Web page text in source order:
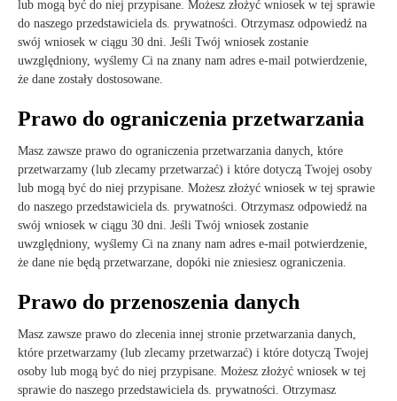
lub mogą być do niej przypisane. Możesz złożyć wniosek w tej sprawie
do naszego przedstawiciela ds. prywatności. Otrzymasz odpowiedź na
swój wniosek w ciągu 30 dni. Jeśli Twój wniosek zostanie
uwzględniony, wyślemy Ci na znany nam adres e-mail potwierdzenie,
że dane zostały dostosowane.
Prawo do ograniczenia przetwarzania
Masz zawsze prawo do ograniczenia przetwarzania danych, które
przetwarzamy (lub zlecamy przetwarzać) i które dotyczą Twojej osoby
lub mogą być do niej przypisane. Możesz złożyć wniosek w tej sprawie
do naszego przedstawiciela ds. prywatności. Otrzymasz odpowiedź na
swój wniosek w ciągu 30 dni. Jeśli Twój wniosek zostanie
uwzględniony, wyślemy Ci na znany nam adres e-mail potwierdzenie,
że dane nie będą przetwarzane, dopóki nie zniesiesz ograniczenia.
Prawo do przenoszenia danych
Masz zawsze prawo do zlecenia innej stronie przetwarzania danych,
które przetwarzamy (lub zlecamy przetwarzać) i które dotyczą Twojej
osoby lub mogą być do niej przypisane. Możesz złożyć wniosek w tej
sprawie do naszego przedstawiciela ds. prywatności. Otrzymasz